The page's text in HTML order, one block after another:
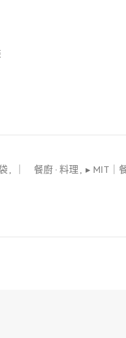
, ｜ 餐廚 · 料理 , ▸ MIT｜